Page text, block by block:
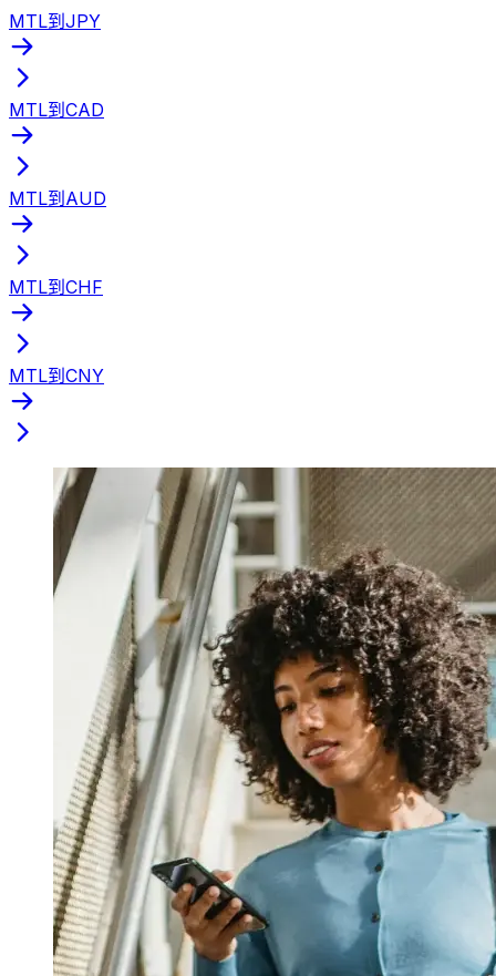
MTL到JPY
MTL到CAD
MTL到AUD
MTL到CHF
MTL到CNY